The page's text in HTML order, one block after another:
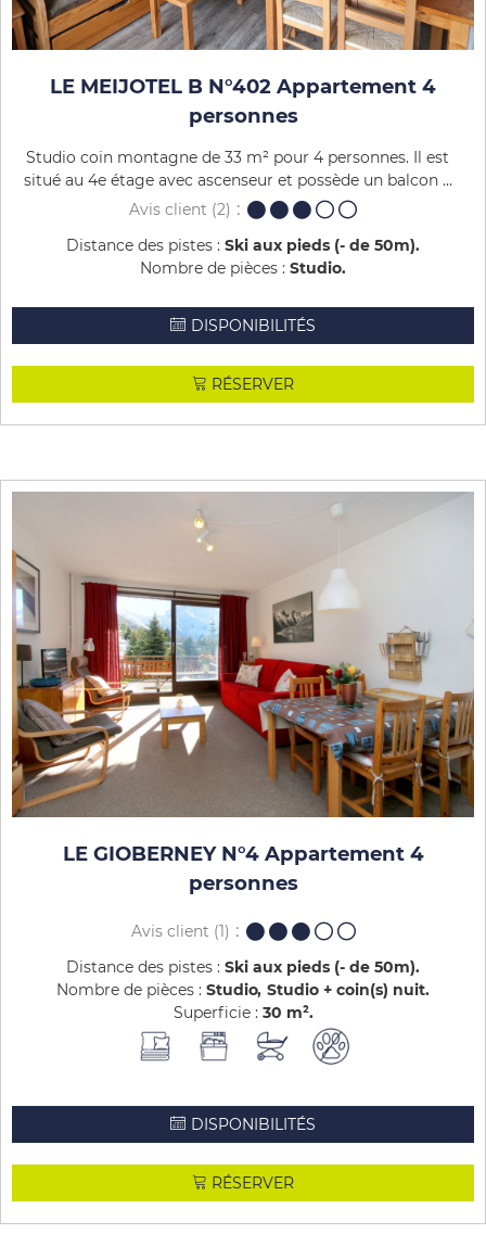
LE MEIJOTEL B N°402 Appartement 4
personnes
Studio coin montagne de 33 m² pour 4 personnes. Il est
situé au 4e étage avec ascenseur et possède un balcon ...
Avis client (2)
Distance des pistes : Ski aux pieds (- de 50m)
Nombre de pièces : Studio
DISPONIBILITÉS
RÉSERVER
LE GIOBERNEY N°4 Appartement 4
personnes
Avis client (1)
Distance des pistes : Ski aux pieds (- de 50m)
Nombre de pièces : Studio Studio + coin(s) nuit
Superficie : 30 m²
DISPONIBILITÉS
RÉSERVER